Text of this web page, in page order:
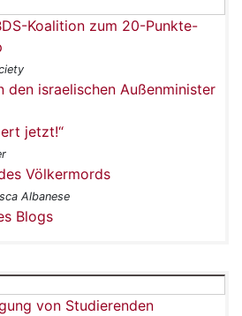
Koalition zum 20-Punkte-
den israelischen Außenminister
jetzt!“
Völkermords
Albanese
Blogs
von Studierenden